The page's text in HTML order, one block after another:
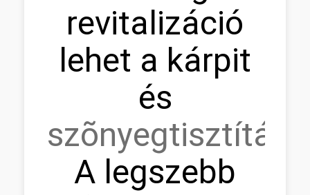
revitalizáció
lehet a kárpit
és
szõnyegtisztítás.
A legszebb